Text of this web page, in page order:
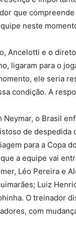
que
neste
Ancelotti e o
ligaram para o
ele seria
condição. A
o Brasil
de despedida
para a Copa
a equipe vai
Léo Pereira e
Luiz
O treinador
com